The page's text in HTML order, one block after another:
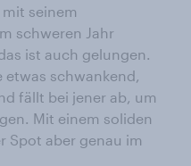
seinem
schweren Jahr
ist auch gelungen.
etwas schwankend,
fällt bei jener ab, um
Mit einem soliden
Spot aber genau im